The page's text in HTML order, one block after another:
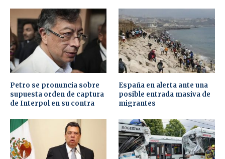
Petro se pronuncia sobre
supuesta orden de captura
de Interpol en su contra
España en alerta ante una
posible entrada masiva de
migrantes